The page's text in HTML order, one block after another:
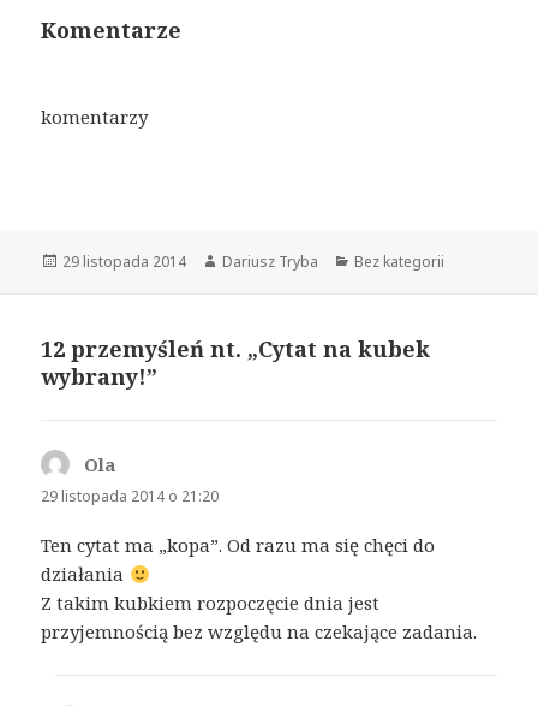
Komentarze
komentarzy
Opublikowano
29 listopada 2014 Autor
Dariusz Tryba Kategorie
Bez kategorii
12 przemyśleń nt. „Cytat na kubek
wybrany!”
Ola
29 listopada 2014 o 21:20
Ten cytat ma „kopa”. Od razu ma się chęci do
działania
Z takim kubkiem rozpoczęcie dnia jest
przyjemnością bez względu na czekające zadania.